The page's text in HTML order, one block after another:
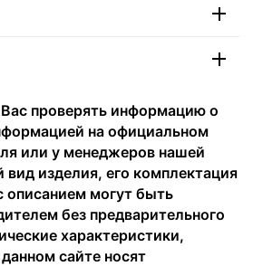
проверять информацию о
на официальном
или у менеджеров нашей
изделия, его комплектация
описанием могут быть
без предварительного
характеристики,
сайте носят